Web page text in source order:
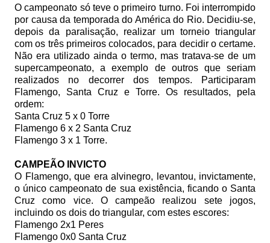
O campeonato só teve o primeiro turno. Foi interrompido
por causa da temporada do América do Rio. Decidiu-se,
depois da paralisação, realizar um torneio triangular
com os três primeiros colocados, para decidir o certame.
Não era utilizado ainda o termo, mas tratava-se de um
supercampeonato, a exemplo de outros que seriam
realizados no decorrer dos tempos. Participaram
Flamengo, Santa Cruz e Torre. Os resultados, pela
ordem:
Santa Cruz 5 x 0 Torre
Flamengo 6 x 2 Santa Cruz
Flamengo 3 x 1 Torre.
CAMPEÃO INVICTO
O Flamengo, que era alvinegro, levantou, invictamente,
o único campeonato de sua existência, ficando o Santa
Cruz como vice. O campeão realizou sete jogos,
incluindo os dois do triangular, com estes escores:
Flamengo 2x1 Peres
Flamengo 0x0 Santa Cruz